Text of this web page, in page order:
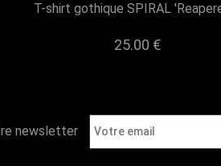
T-shirt gothique SPIRAL
25.00 €
newsletter